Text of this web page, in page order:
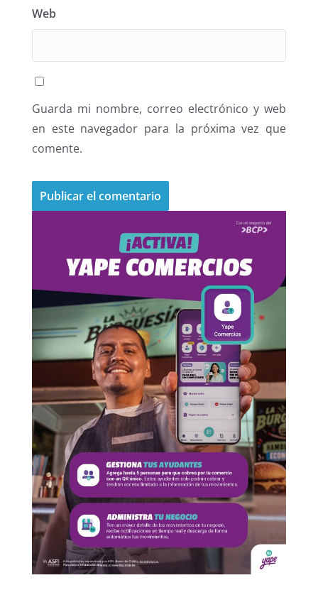
Web
Guarda mi nombre, correo electrónico y web
en este navegador para la próxima vez que
comente.